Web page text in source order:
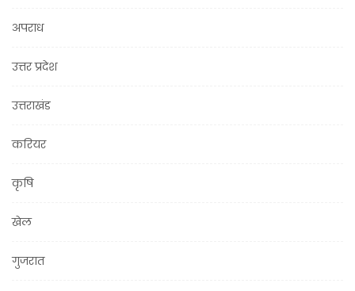
अपराध
उत्तर प्रदेश
उत्तराखंड
करियर
कृषि
खेल
गुजरात